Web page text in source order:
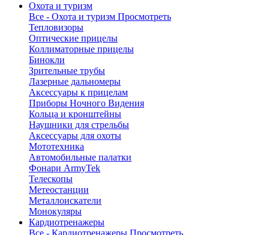
Охота и туризм
Все - Охота и туризм Просмотреть
Тепловизоры
Оптические прицелы
Коллиматорные прицелы
Бинокли
Зрительные трубы
Лазерные дальномеры
Аксессуары к прицелам
Приборы Ночного Видения
Кольца и кронштейны
Наушники для стрельбы
Аксессуары для охоты
Мототехника
Автомобильные палатки
Фонари ArmyTek
Телескопы
Метеостанции
Металлоискатели
Монокуляры
Кардиотренажеры
Все - Кардиотренажеры Просмотреть